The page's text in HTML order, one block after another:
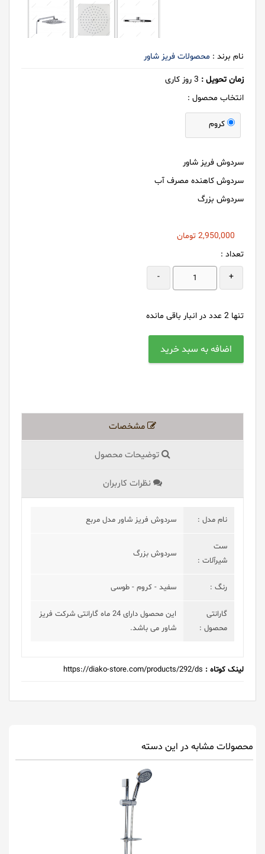
نام برند : محصولات فریز شاور
زمان تحویل : 3 روز کاری
انتخاب محصول :
کروم
سردوش فریز شاور
سردوش کاهنده مصرف آب
سردوش بزرگ
2,950,000 تومان
تعداد :
+
-
تنها 2 عدد در انبار باقی مانده
مشخصات
توضیحات محصول
نظرات کاربران
نام مدل : سردوش فریز شاور مدل مربع
ست
شیرآلات :
سردوش بزرگ
رنگ : سفید - کروم - طوسی
گارانتی
محصول :
این محصول دارای 24 ماه گارانتی شرکت فریز
شاور می باشد.
لینک کوتاه : https://diako-store.com/products/292/ds
محصولات مشابه در این دسته